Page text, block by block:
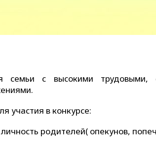
семьи с высокими трудовыми,
участия в конкурсе:
родителей( опекунов,